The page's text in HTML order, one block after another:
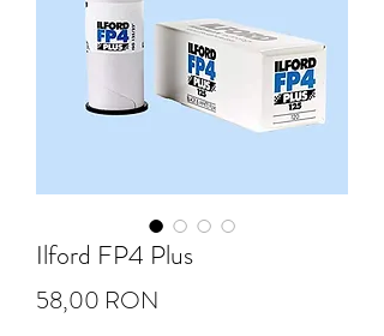
Ilford FP4 Plus
58,00 RON